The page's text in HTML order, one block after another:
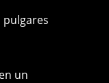
un